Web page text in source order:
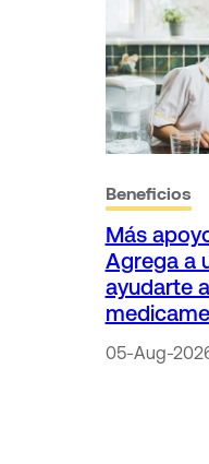
Beneficios
Más
Agrega a
ayudarte
05-Aug-